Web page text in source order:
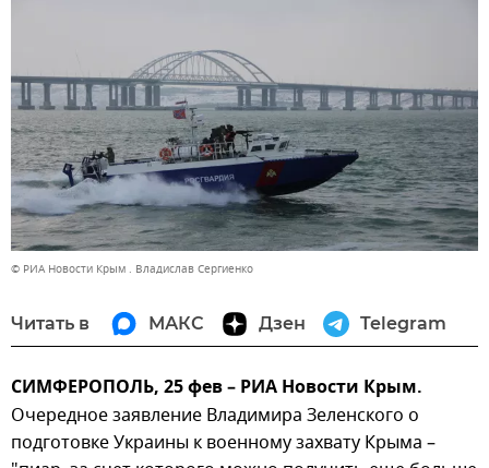
© РИА Новости Крым . Владислав Сергиенко
Читать в МАКС Дзен Telegram
СИМФЕРОПОЛЬ, 25 фев – РИА Новости Крым.
Очередное заявление Владимира Зеленского о
подготовке Украины к военному захвату Крыма –